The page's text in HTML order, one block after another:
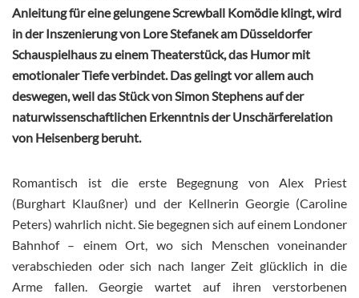
Anleitung für eine gelungene Screwball Komödie klingt, wird
in der Inszenierung von Lore Stefanek am Düsseldorfer
Schauspielhaus zu einem Theaterstück, das Humor mit
emotionaler Tiefe verbindet. Das gelingt vor allem auch
deswegen, weil das Stück von Simon Stephens auf der
naturwissenschaftlichen Erkenntnis der Unschärferelation
von Heisenberg beruht.
Romantisch ist die erste Begegnung von Alex Priest
(Burghart Klaußner) und der Kellnerin Georgie (Caroline
Peters) wahrlich nicht. Sie begegnen sich auf einem Londoner
Bahnhof – einem Ort, wo sich Menschen voneinander
verabschieden oder sich nach langer Zeit glücklich in die
Arme fallen. Georgie wartet auf ihren verstorbenen